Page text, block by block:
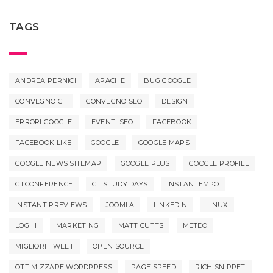
TAGS
ANDREA PERNICI APACHE BUG GOOGLE
CONVEGNO GT CONVEGNO SEO DESIGN
ERRORI GOOGLE EVENTI SEO FACEBOOK
FACEBOOK LIKE GOOGLE GOOGLE MAPS
GOOGLE NEWS SITEMAP GOOGLE PLUS GOOGLE PROFILE
GTCONFERENCE GT STUDY DAYS INSTANTEMPO
INSTANT PREVIEWS JOOMLA LINKEDIN LINUX
LOGHI MARKETING MATT CUTTS METEO
MIGLIORI TWEET OPEN SOURCE
OTTIMIZZARE WORDPRESS PAGE SPEED RICH SNIPPET